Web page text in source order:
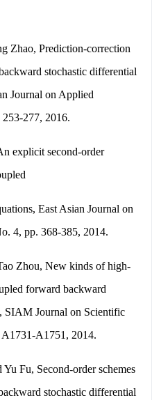
Zhao, Prediction-correction
stochastic differential
Journal on Applied
277, 2016.
explicit second-order
East Asian Journal on
4, pp. 368-385, 2014.
Zhou, New kinds of high-
forward backward
SIAM Journal on Scientific
A1751, 2014.
Fu, Second-order schemes
stochastic differential